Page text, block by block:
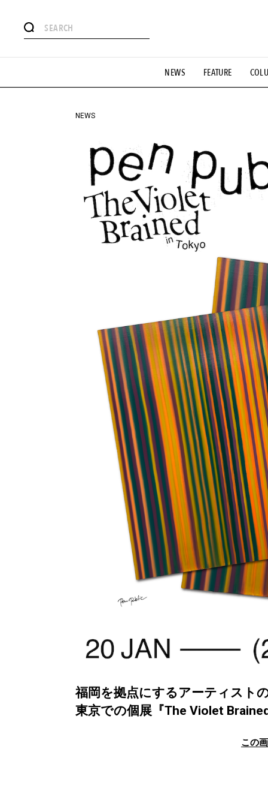
NEWS FEATURE
#憧れの逸品 #ESSENTIAL
#GH 銘品の所以 #フイナムのYouTube #Commune H
#HANDSOME HANDBOOK
NEWS
福岡を拠点にするアーティスト
東京での個展『The Violet
この